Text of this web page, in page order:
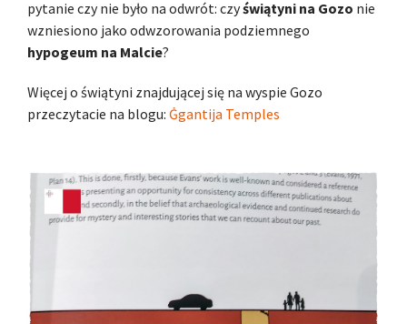
pytanie czy nie było na odwrót: czyświątyni na Gozo nie
wzniesiono jako odwzorowania podziemnego
hypogeum na Malcie?
Więcej o świątyni znajdującej się na wyspie Gozo
przeczytacie na blogu: Ġgantija Temples